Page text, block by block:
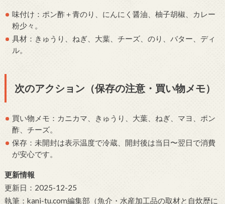
味付け：ポン酢＋青のり、にんにく醤油、柚子胡椒、カレー
粉少々。
具材：きゅうり、ねぎ、大葉、チーズ、のり、バター、ディ
ル。
次のアクション（保存の注意・買い物メモ）
買い物メモ：カニカマ、きゅうり、大葉、ねぎ、マヨ、ポン
酢、チーズ。
保存：未開封は表示温度で冷蔵、開封後は当日〜翌日で消費
が安心です。
更新情報
更新日：2025-12-25
執筆：kani-tu.com編集部（魚介・水産加工品の取材と自炊歴に